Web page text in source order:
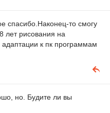
спасибо.Наконец-то смогу
лет рисования на
к пк программам
но. Будите ли вы